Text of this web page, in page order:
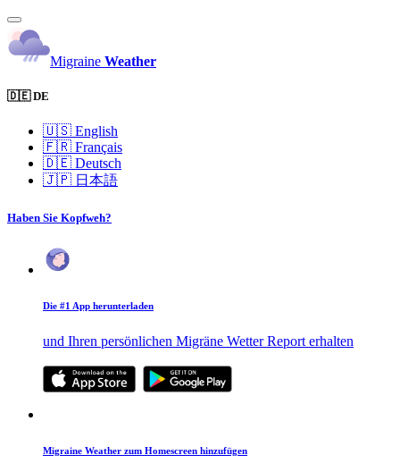
Migraine Weather
🇩🇪 DE
🇺🇸 English
🇫🇷 Français
🇩🇪 Deutsch
🇯🇵 日本語
Haben Sie Kopfweh?
Die #1 App herunterladen
und Ihren persönlichen Migräne Wetter Report erhalten
Migraine Weather zum Homescreen hinzufügen